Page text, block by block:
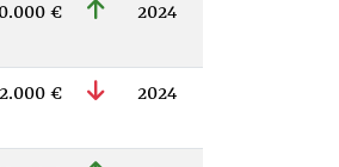
€ 2024
€ 2024